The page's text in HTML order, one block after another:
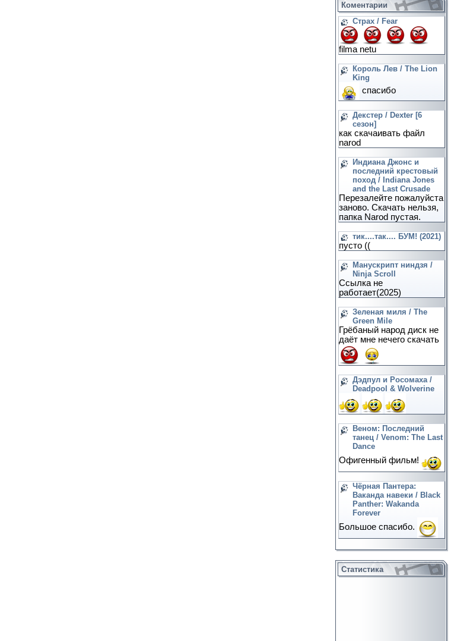
Коментарии
Страх / Fear
filma netu
Король Лев / The Lion
King
спасибо
Декстер / Dexter [6
сезон]
как скачаивать файл
narod
Индиана Джонс и
последний крестовый
поход / Indiana Jones
and the Last Crusade
Перезалейте пожалуйста
заново. Скачать нельзя,
папка Narod пустая.
тик....так.... БУМ! (2021)
пусто ((
Манускрипт ниндзя /
Ninja Scroll
Ссылка не
работает(2025)
Зеленая миля / The
Green Mile
Грёбаный народ диск не
даёт мне нечего скачать
Дэдпул и Росомаха /
Deadpool & Wolverine
Веном: Последний
танец / Venom: The Last
Dance
Офигенный фильм!
Чёрная Пантера:
Ваканда навеки / Black
Panther: Wakanda
Forever
Большое спасибо.
Статистика